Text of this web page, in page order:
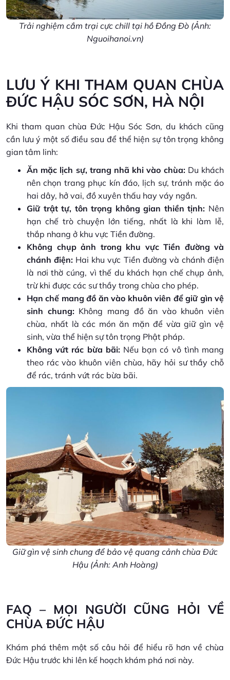
Trải nghiệm cắm trại cực chill tại hồ Đồng Đò (Ảnh:
Nguoihanoi.vn)
LƯU Ý KHI THAM QUAN CHÙA
ĐỨC HẬU SÓC SƠN, HÀ NỘI
Khi tham quan chùa Đức Hậu Sóc Sơn, du khách cũng
cần lưu ý một số điều sau để thể hiện sự tôn trọng không
gian tâm linh:
Ăn mặc lịch sự, trang nhã khi vào chùa: Du khách
nên chọn trang phục kín đáo, lịch sự, tránh mặc áo
hai dây, hở vai, đồ xuyên thấu hay váy ngắn.
Giữ trật tự, tôn trọng không gian thiền tịnh: Nên
hạn chế trò chuyện lớn tiếng, nhất là khi làm lễ,
thắp nhang ở khu vực Tiền đường.
Không chụp ảnh trong khu vực Tiền đường và
chánh điện: Hai khu vực Tiền đường và chánh điện
là nơi thờ cúng, vì thế du khách hạn chế chụp ảnh,
trừ khi được các sư thầy trong chùa cho phép.
Hạn chế mang đồ ăn vào khuôn viên để giữ gìn vệ
sinh chung: Không mang đồ ăn vào khuôn viên
chùa, nhất là các món ăn mặn để vừa giữ gìn vệ
sinh, vừa thể hiện sự tôn trọng Phật pháp.
Không vứt rác bừa bãi: Nếu bạn có vô tình mang
theo rác vào khuôn viên chùa, hãy hỏi sư thầy chỗ
để rác, tránh vứt rác bừa bãi.
Giữ gìn vệ sinh chung để bảo vệ quang cảnh chùa Đức
Hậu (Ảnh: Anh Hoàng)
FAQ – MỌI NGƯỜI CŨNG HỎI VỀ
CHÙA ĐỨC HẬU
Khám phá thêm một số câu hỏi để hiểu rõ hơn về chùa
Đức Hậu trước khi lên kế hoạch khám phá nơi này.